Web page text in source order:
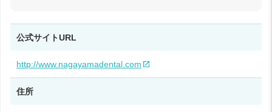
公式サイトURL
http://www.nagayamadental.com
住所